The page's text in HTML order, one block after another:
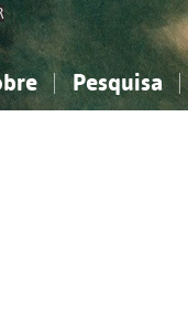
Pesquisa
sociais...
sociais...